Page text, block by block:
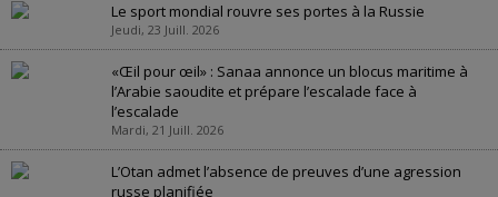
Le sport mondial rouvre ses portes à la Russie
Jeudi, 23 Juill. 2026
«Œil pour œil» : Sanaa annonce un blocus maritime à
l’Arabie saoudite et prépare l’escalade face à
l’escalade
Mardi, 21 Juill. 2026
L’Otan admet l’absence de preuves d’une agression
russe planifiée